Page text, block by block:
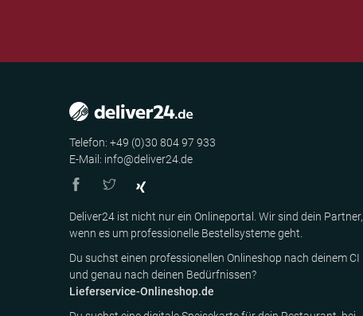
Telefon: +49 (0)30 804 97 933
E-Mail: info@deliver24.de
Deliver24 ist nicht nur ein Onlineportal. Wir sind dein Partner,
wenn es um professionelle Bestellsysteme geht.
Du suchst einen professionellen Onlineshop nach deinem CI
und genau nach deinen Bedürfnissen?
Lieferservice-Onlineshop.de